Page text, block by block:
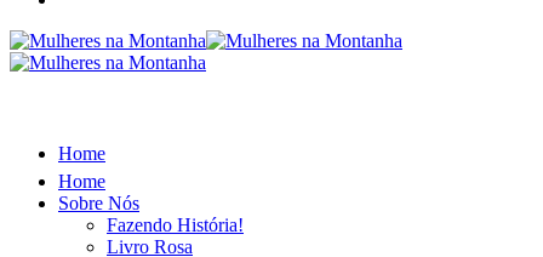
Home
Home
Sobre Nós
Fazendo História!
Livro Rosa